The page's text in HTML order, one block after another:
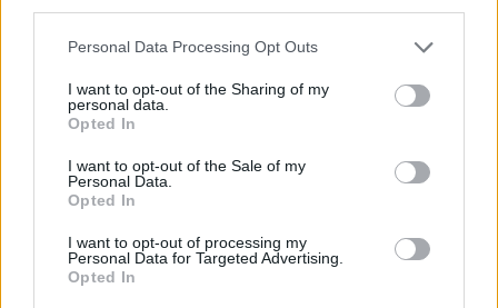
Personal Data Processing Opt Outs
I want to opt-out of the Sharing of my
personal data.
Opted In
I want to opt-out of the Sale of my
Personal Data.
Opted In
I want to opt-out of processing my
Personal Data for Targeted Advertising.
Opted In
(βιολί, φωνή).
ΔΙΑΦΗΜΙΣΗ